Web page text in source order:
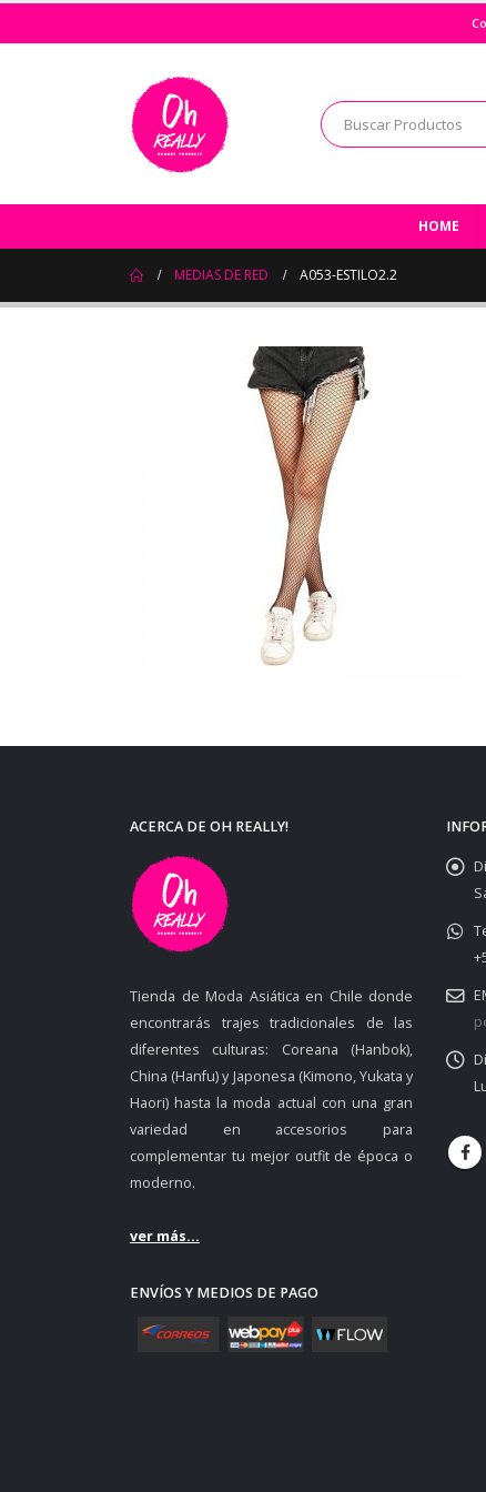
HOME
MEDIAS DE RED A053-ESTILO2.2
ACERCA DE OH REALLY!
Tienda de Moda Asiática en Chile donde
encontrarás trajes tradicionales de las
diferentes culturas: Coreana (Hanbok),
China (Hanfu) y Japonesa (Kimono, Yukata y
Haori) hasta la moda actual con una gran
variedad en accesorios para
complementar tu mejor outfit de época o
moderno.
ver más...
ENVÍOS Y MEDIOS DE PAGO